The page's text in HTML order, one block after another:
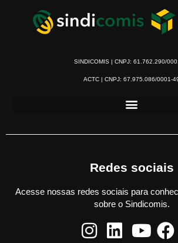
SINDICOMIS | CNPJ: 61.762.290/
ACTC | CNPJ: 67.975.086/0001-
Redes sociais
Acesse nossas redes sociais para
sobre o Sindicomis.